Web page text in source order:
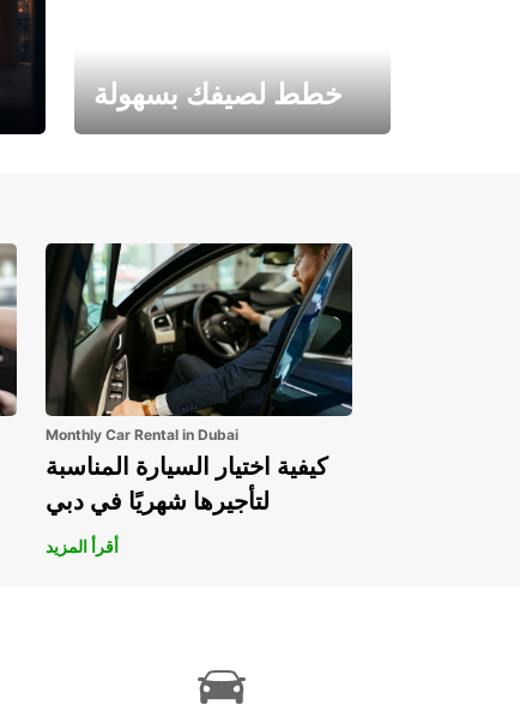
خطط لصيفك بسهولة
Monthly Car Rental in Dubai
كيفية اختيار السيارة المناسبة
لتأجيرها شهريًا في دبي
أقرأ المزيد